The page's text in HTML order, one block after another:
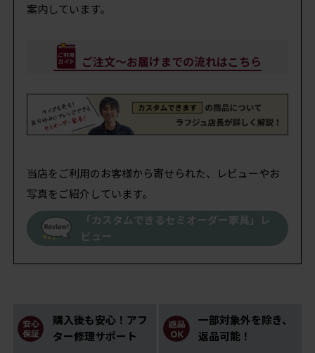
案内しています。
ご注文～お届けまでの流れはこちら
当店をご利用のお客様から寄せられた、レビューやお
写真をご紹介しています。
「カスタムできるセミオーダー家具」レ
ビュー
購入後も安心！アフ
ター修理サポート
一部対象外を除き、
返品可能！